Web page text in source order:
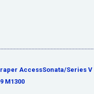
AccessSonata/Series V
M1300